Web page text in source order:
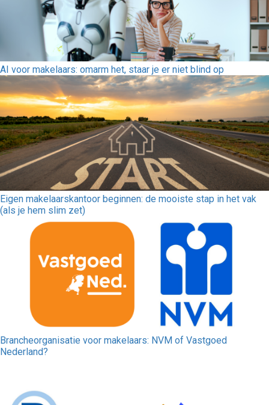
AI voor makelaars: omarm het, staar je er niet blind op
Eigen makelaarskantoor beginnen: de mooiste stap in het vak
(als je hem slim zet)
Brancheorganisatie voor makelaars: NVM of Vastgoed
Nederland?